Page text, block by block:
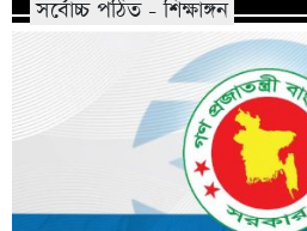
সর্বোচ্চ পঠিত - শিক্ষাঙ্গন